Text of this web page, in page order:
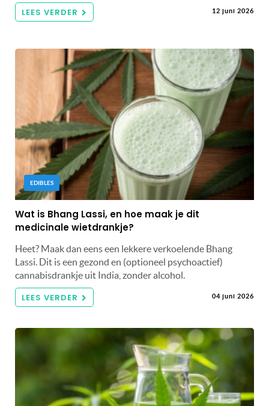
LEES VERDER 12 juni 2026
EDIBLES
Wat is Bhang Lassi, en hoe maak je dit
medicinale wietdrankje?
Heet? Maak dan eens een lekkere verkoelende Bhang
Lassi. Dit is een gezond en (optioneel psychoactief)
cannabisdrankje uit India, zonder alcohol.
LEES VERDER 04 juni 2026